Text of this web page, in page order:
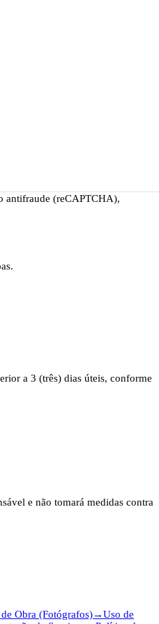
de clientes, parceiros e
antifraude (reCAPTCHA),
a 3 (três) dias úteis, conforme
e não tomará medidas contra
Obra (Fotógrafos)→Uso de